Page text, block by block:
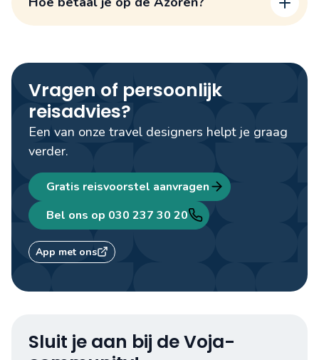
Zijn de Azoren duur?
Pinnen op de Azoren
Vragen of persoonlijk
reisadvies?
Een van onze travel designers helpt je graag
verder.
Gratis reisvoorstel aanvragen
Bel ons op 030 237 30 20
App met ons
Sluit je aan bij de Voja-